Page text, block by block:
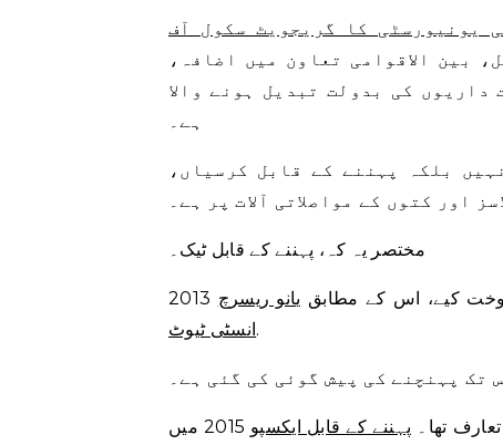
یونیورسٹی کا گریجویٹ سکول آف
بین الاقوامی تعاون میں اضافہ،
کی بدولت تبدیل ہونے والا
ہے۔
بلکہ پہننے کے قابل کرسیاں،
اور کتوں کے مواصلاتی آلات پر ہے۔
مختصر یہ کہ، پہننے کے قابل ٹیک۔
یانو ریسرچ
انسٹی ٹیوٹ.
تھا۔ پہننے کے قابل ایکسپو